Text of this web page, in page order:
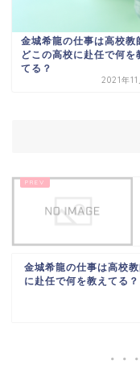
金城希龍の仕事は高校教
どこの高校に赴任で何を
てる？
2021年
金城希龍の仕事は高校
に赴任で何を教えてる？